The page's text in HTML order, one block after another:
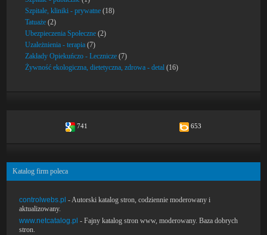
Szpitale, kliniki - prywatne (18)
Tatuaże (2)
Ubezpieczenia Społeczne (2)
Uzależnienia - terapia (7)
Zakłady Opiekuńczo - Lecznicze (7)
Żywność ekologiczna, dietetyczna, zdrowa - detal (16)
741 653
Katalog firm poleca
controlwebs.pl - Autorski katalog stron, codziennie moderowany i
aktualizowany.
www.netcatalog.pl - Fajny katalog stron www, moderowany. Baza dobrych
stron.